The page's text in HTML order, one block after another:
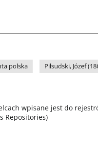
polska
Piłsudski, Józef
wpisane jest do
Repositories)